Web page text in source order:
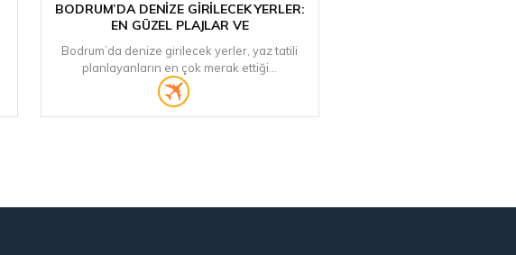
BODRUM’DA DENIZE GIRILECEK YERLER:
EN GÜZEL PLAJLAR VE
Bodrum’da denize girilecek yerler, yaz tatili
planlayanların en çok merak ettiği...